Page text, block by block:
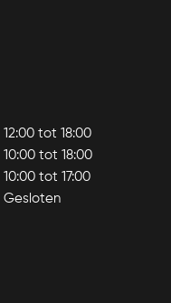
12:00 tot 18:00
10:00 tot 18:00
10:00 tot 17:00
Gesloten